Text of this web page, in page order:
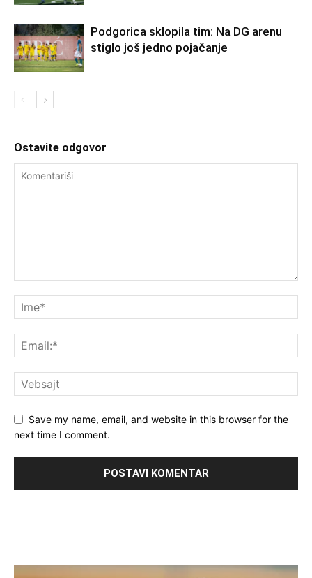
Podgorica sklopila tim: Na DG arenu
stiglo još jedno pojačanje
Ostavite odgovor
Save my name, email, and website in this browser for the
next time I comment.